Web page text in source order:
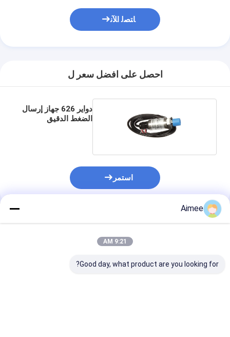
ﺎﺘﺼﻟ ﺍﻶﻧ
احصل على افضل سعر ل
دواير 626 جهاز إرسال
الضغط الدقيق
استمر
المنتجات الموصى بها
Aimee
9:21 AM
Good day, what product are you looking for?